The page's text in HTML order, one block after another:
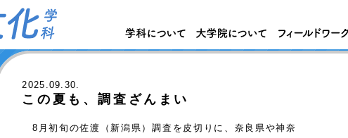
2025 .09.30.
この夏も、調査ざんまい
8月初旬の佐渡（新潟県）調査を皮切りに、奈良県や神奈